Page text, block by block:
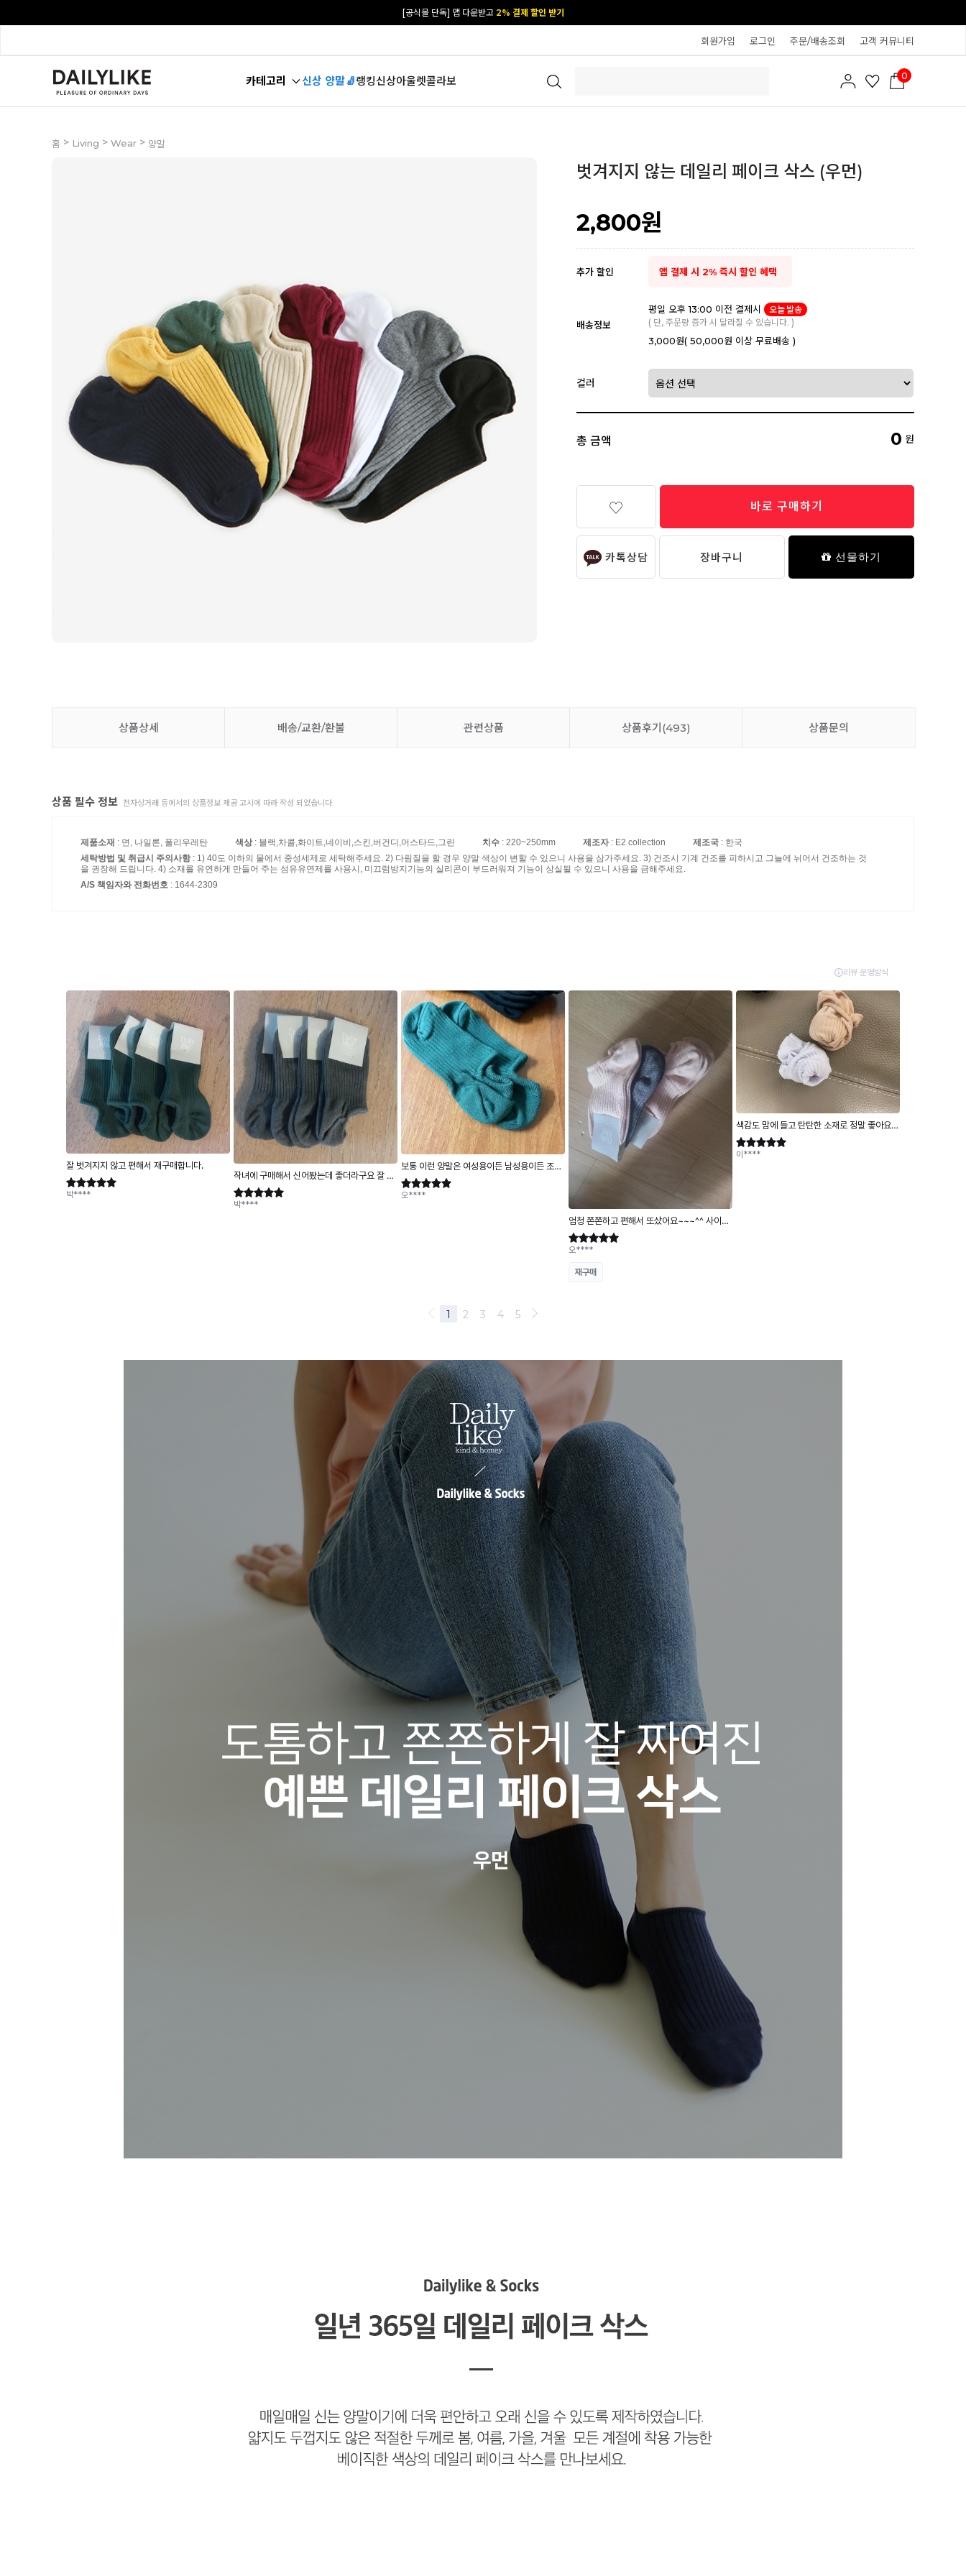
[공식몰 단독] 앱 다운받고 2% 결제 할인 받기
회원가입 로그인 주문/배송조회 고객 커뮤니티
카테고리 신상 양말🧦랭킹신상아울렛콜라보 0
홈 > Living > Wear > 양말
벗겨지지 않는 데일리 페이크 삭스 (우먼)
2,800원
추가 할인 앱 결제 시 2% 즉시 할인 혜택
배송정보
평일 오후 13:00 이전 결제시
오늘 발송
( 단, 주문량 증가 시 달라질 수 있습니다. )
3,000원( 50,000원 이상 무료배송 )
컬러
총 금액 0 원
바로 구매하기
카톡상담 장바구니 선물하기
상품상세 배송/교환/환불 관련상품 상품후기(493) 상품문의
상품 필수 정보 전자상거래 등에서의 상품정보 제공 고시에 따라 작성 되었습니다.
제품소재 : 면, 나일론, 폴리우레탄 색상: 블랙,차콜,화이트,네이비,스킨,버건디,머스타드,그린 치수 : 220~250mm 제조자: E2 collection 제조국 : 한국
세탁방법 및 취급시 주의사항: 1) 40도 이하의 물에서 중성세제로 세탁해주세요. 2) 다림질을 할 경우 양말 색상이 변할 수 있으니 사용을 삼가주세요. 3) 건조시 기계 건조를 피하시고 그늘에 뉘어서 건조하는 것
을 권장해 드립니다. 4) 소재를 유연하게 만들어 주는 섬유유연제를 사용시, 미끄럼방지기능의 실리콘이 부드러워져 기능이 상실될 수 있으니 사용을 금해주세요.
A/S 책임자와 전화번호 : 1644-2309